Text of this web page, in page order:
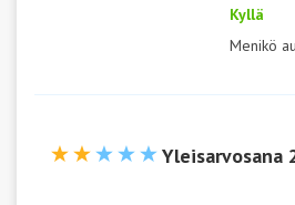
Kyllä
Menikö
Yleisarvosana